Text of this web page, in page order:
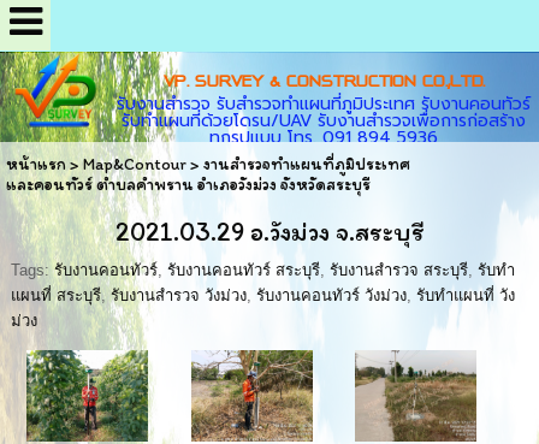
VP. SURVEY & CONSTRUCTION CO.,LTD.
รับงานสำรวจ รับสำรวจทำแผนที่ภูมิประเทศ รับงานคอนทัวร์
รับทำแผนที่ด้วยโดรน/UAV รับงานสำรวจเพื่อการก่อสร้าง
ทุกรูปแบบ โทร. 091 894 5936
หน้าแรก>Map&Contour> งานสำรวจทำแผนที่ภูมิประเทศ
และคอนทัวร์ ตำบลคำพราน อำเภอวังม่วง จังหวัดสระบุรี
2021.03.29 อ.วังม่วง จ.สระบุรี
Tags:รับงานคอนทัวร์, รับงานคอนทัวร์ สระบุรี, รับงานสำรวจ สระบุรี, รับทำ
แผนที่ สระบุรี, รับงานสำรวจ วังม่วง, รับงานคอนทัวร์ วังม่วง, รับทำแผนที่ วัง
ม่วง